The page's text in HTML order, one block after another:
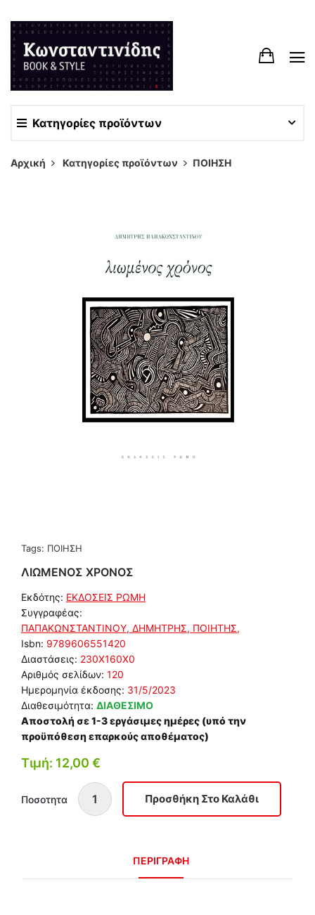
Κατηγορίες προϊόντων
Αρχική Κατηγορίες προϊόντων ΠΟΙΗΣΗ
Tags: ΠΟΙΗΣΗ
ΛΙΩΜΕΝΟΣ ΧΡΟΝΟΣ
Εκδότης: ΕΚΔΟΣΕΙΣ ΡΩΜΗ
Συγγραφέας:
ΠΑΠΑΚΩΝΣΤΑΝΤΙΝΟΥ, ΔΗΜΗΤΡΗΣ, ΠΟΙΗΤΗΣ,
Isbn: 9789606551420
Διαστάσεις: 230Χ160Χ0
Αριθμός σελίδων: 120
Ημερομηνία έκδοσης: 31/5/2023
Διαθεσιμότητα: ΔΙΑΘΕΣΙΜΟ
Αποστολή σε 1-3 εργάσιμες ημέρες (υπό την
προϋπόθεση επαρκούς αποθέματος)
Τιμή: 12,00 €
Ποσοτητα
ΠΕΡΙΓΡΑΦΗ